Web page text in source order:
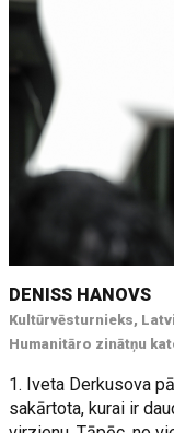
DENISS HANOVS
Kultūrvēsturnieks,
Humanitāro zinātņu
1. Iveta Derkusova
sakārtota, kurai ir